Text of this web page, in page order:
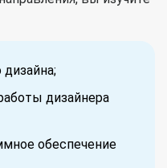
дизайнера
обеспечение